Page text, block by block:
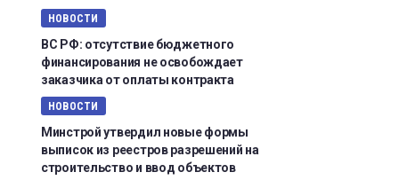
НОВОСТИ
ВС РФ: отсутствие бюджетного
финансирования не освобождает
заказчика от оплаты контракта
НОВОСТИ
Минстрой утвердил новые формы
выписок из реестров разрешений на
строительство и ввод объектов